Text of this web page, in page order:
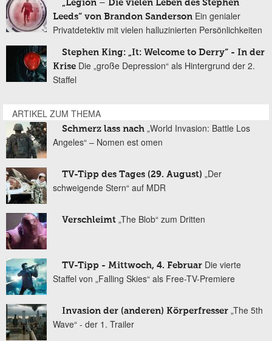
„Legion – Die vielen Leben des Stephen
Leeds“ von Brandon Sanderson Ein genialer
Privatdetektiv mit vielen halluzinierten Persönlichkeiten
Stephen King: „It: Welcome to Derry“ - In der
Krise Die „große Depression“ als Hintergrund der 2.
Staffel
ARTIKEL ZUM THEMA
Schmerz lass nach „World Invasion: Battle Los
Angeles“ – Nomen est omen
TV-Tipp des Tages (29. August) „Der
schweigende Stern“ auf MDR
Verschleimt „The Blob“ zum Dritten
TV-Tipp - Mittwoch, 4. Februar Die vierte
Staffel von „Falling Skies“ als Free-TV-Premiere
Invasion der (anderen) Körperfresser „The 5th
Wave“ - der 1. Trailer